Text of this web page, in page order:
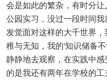
会是如此的繁杂，有时分
公园实习，没过一段时间
发觉面对这样的大千世界
稚与无知，我的'知识储备
静静地去观察，在实践中
的是我还有两年在学校的